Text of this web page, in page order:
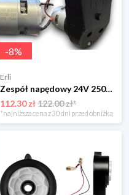
-8%
Erli
Zespół napędowy 24V 25000RPM 200W 795 napęd do pojazdów na akumulator
112.30 zł122.00 zł*
*najniższa cena z 30 dni przed obniżką